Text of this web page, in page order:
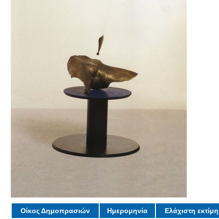
Οίκος Δημοπρασιών Ημερομηνία Ελάχιστη